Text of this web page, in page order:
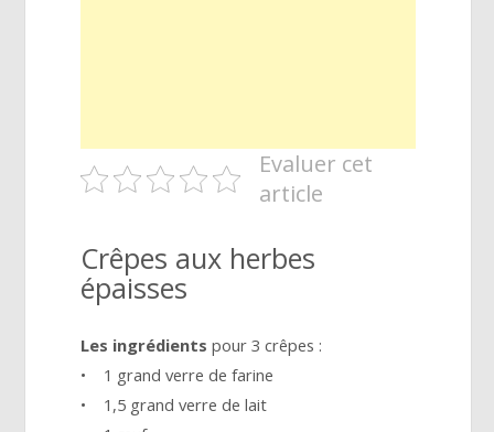
Evaluer cet
article
Crêpes aux herbes
épaisses
Les ingrédients pour 3 crêpes :
• 1 grand verre de farine
• 1,5 grand verre de lait